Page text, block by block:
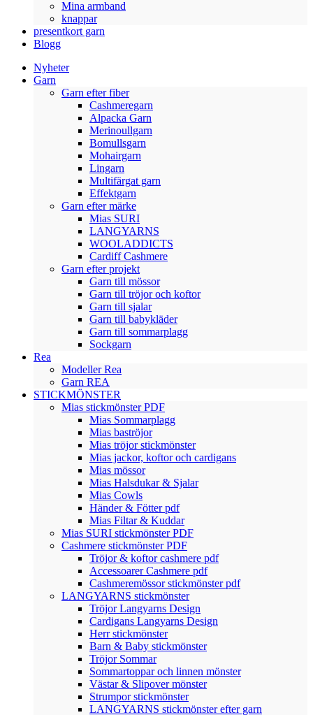
Mina armband
knappar
presentkort garn
Blogg
Nyheter
Garn
Garn efter fiber
Cashmeregarn
Alpacka Garn
Merinoullgarn
Bomullsgarn
Mohairgarn
Lingarn
Multifärgat garn
Effektgarn
Garn efter märke
Mias SURI
LANGYARNS
WOOLADDICTS
Cardiff Cashmere
Garn efter projekt
Garn till mössor
Garn till tröjor och koftor
Garn till sjalar
Garn till babykläder
Garn till sommarplagg
Sockgarn
Rea
Modeller Rea
Garn REA
STICKMÖNSTER
Mias stickmönster PDF
Mias Sommarplagg
Mias baströjor
Mias tröjor stickmönster
Mias jackor, koftor och cardigans
Mias mössor
Mias Halsdukar & Sjalar
Mias Cowls
Händer & Fötter pdf
Mias Filtar & Kuddar
Mias SURI stickmönster PDF
Cashmere stickmönster PDF
Tröjor & koftor cashmere pdf
Accessoarer Cashmere pdf
Cashmeremössor stickmönster pdf
LANGYARNS stickmönster
Tröjor Langyarns Design
Cardigans Langyarns Design
Herr stickmönster
Barn & Baby stickmönster
Tröjor Sommar
Sommartoppar och linnen mönster
Västar & Slipover mönster
Strumpor stickmönster
LANGYARNS stickmönster efter garn